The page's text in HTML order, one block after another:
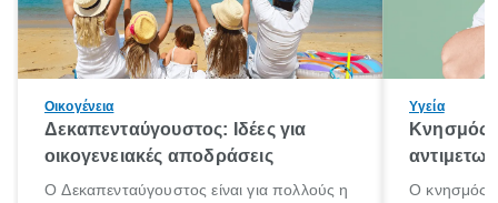
Οικογένεια
Δεκαπενταύγουστος: Ιδέες για
οικογενειακές αποδράσεις
Ο Δεκαπενταύγουστος είναι για πολλούς η
Υγεία
Κνησμός:
Ο κνησμός